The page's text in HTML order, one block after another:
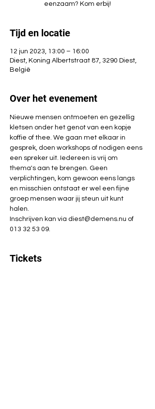
eenzaam? Kom erbij!
Tijd en locatie
12 jun 2023, 13:00 – 16:00
Diest, Koning Albertstraat 87, 3290 Diest,
België
Over het evenement
Nieuwe mensen ontmoeten en gezellig
kletsen onder het genot van een kopje
koffie of thee. We gaan met elkaar in
gesprek, doen workshops of nodigen eens
een spreker uit. Iedereen is vrij om
thema's aan te brengen. Geen
verplichtingen, kom gewoon eens langs
en misschien ontstaat er wel een fijne
groep mensen waar jij steun uit kunt
halen.
Inschrijven kan via diest@demens.nu of
013 32 53 09.
Tickets